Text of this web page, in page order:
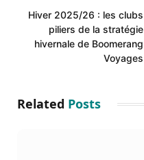
Hiver 2025/26 : les clubs
piliers de la stratégie
hivernale de Boomerang
Voyages
Related Posts